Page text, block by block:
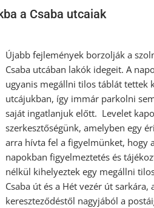
a Csaba utcaiak
Újabb fejlemények borzolják a
Csaba utcában lakók idegeit. A
ugyanis megállni tilos táblát tettek
utcájukban, így immár parkolni
saját ingatlanjuk előtt. Levelet
szerkesztőségünk, amelyben egy
arra hívta fel a figyelmünket, hogy a
napokban figyelmeztetés és
nélkül kihelyeztek egy megállni
Csaba út és a Hét vezér út sarkára,
kereszteződéstől nagyjából a